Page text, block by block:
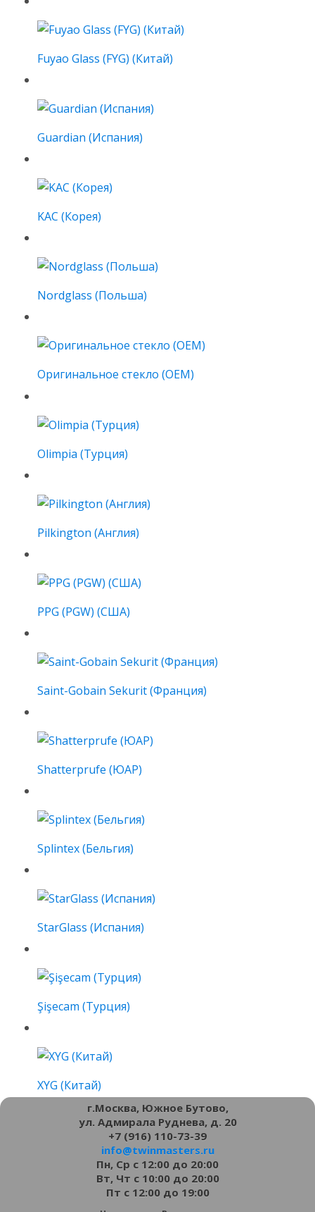
Fuyao Glass (FYG) (Китай)
Guardian (Испания)
KAC (Корея)
Nordglass (Польша)
Оригинальное стекло (OEM)
Olimpia (Турция)
Pilkington (Англия)
PPG (PGW) (США)
Saint-Gobain Sekurit (Франция)
Shatterprufe (ЮАР)
Splintex (Бельгия)
StarGlass (Испания)
Şişecam (Турция)
XYG (Китай)
г.Москва, Южное Бутово,
ул. Адмирала Руднева, д. 20
+7 (916) 110-73-39
info@twinmasters.ru
Пн, Ср с 12:00 до 20:00
Вт, Чт с 10:00 до 20:00
Пт с 12:00 до 19:00